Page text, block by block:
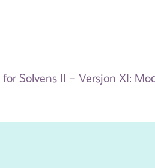
for Solvens II – Versjon XI: